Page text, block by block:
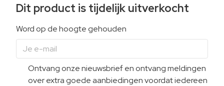
Dit product is tijdelijk uitverkocht
Word op de hoogte gehouden
Ontvang onze nieuwsbrief en ontvang meldingen
over extra goede aanbiedingen voordat iedereen